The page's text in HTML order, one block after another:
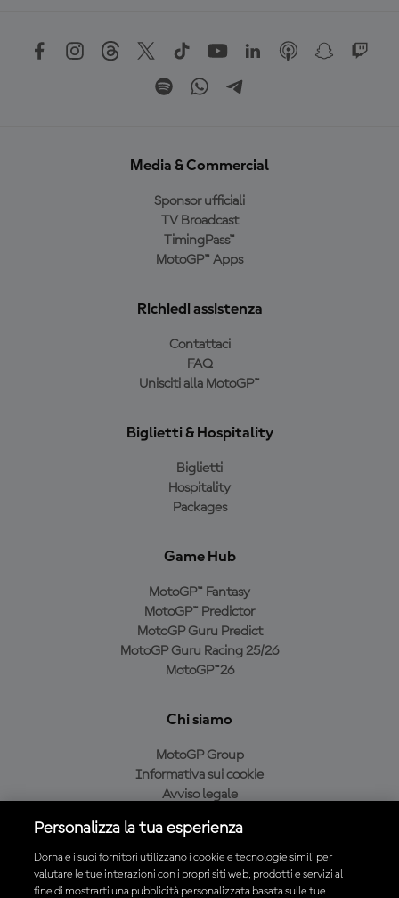
Media & Commercial
Sponsor ufficiali
TV Broadcast
TimingPass™
MotoGP™ Apps
Richiedi assistenza
Contattaci
FAQ
Unisciti alla MotoGP™
Biglietti & Hospitality
Biglietti
Hospitality
Packages
Game Hub
MotoGP™ Fantasy
MotoGP™ Predictor
MotoGP Guru Predict
MotoGP Guru Racing 25/26
MotoGP™26
Chi siamo
MotoGP Group
Informativa sui cookie
Avviso legale
Condizioni di acquisto
Personalizza la tua esperienza
Dorna e i suoi fornitori utilizzano i cookie e tecnologie simili per
valutare le tue interazioni con i propri siti web, prodotti e servizi al
fine di mostrarti una pubblicità personalizzata basata sulle tue